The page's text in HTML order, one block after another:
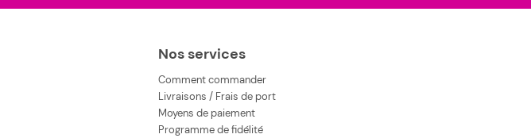
Nos services
Comment commander
Livraisons / Frais de port
Moyens de paiement
Programme de fidélité